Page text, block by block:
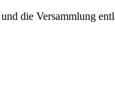
die Versammlung